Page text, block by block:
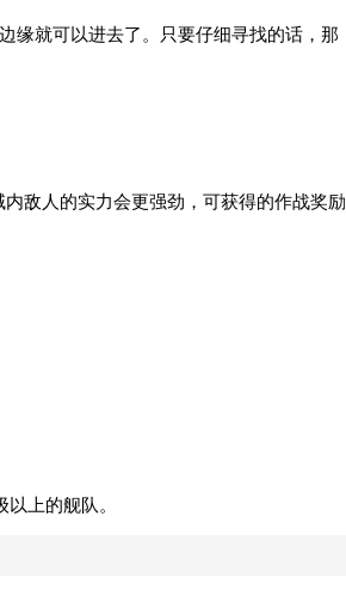
缘就可以进去了。只要仔细寻找的话，那
敌人的实力会更强劲，可获得的作战奖励
上的舰队。